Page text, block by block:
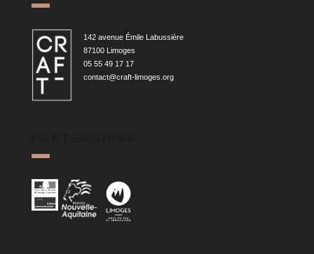
142 avenue Émile Labussière
87100 Limoges
05 55 49 17 17
contact@craft-limoges.org